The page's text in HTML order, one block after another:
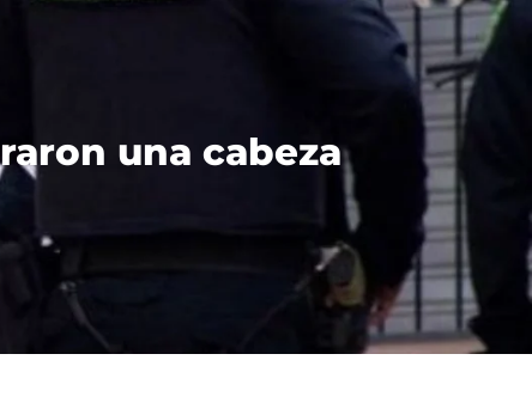
una cabeza